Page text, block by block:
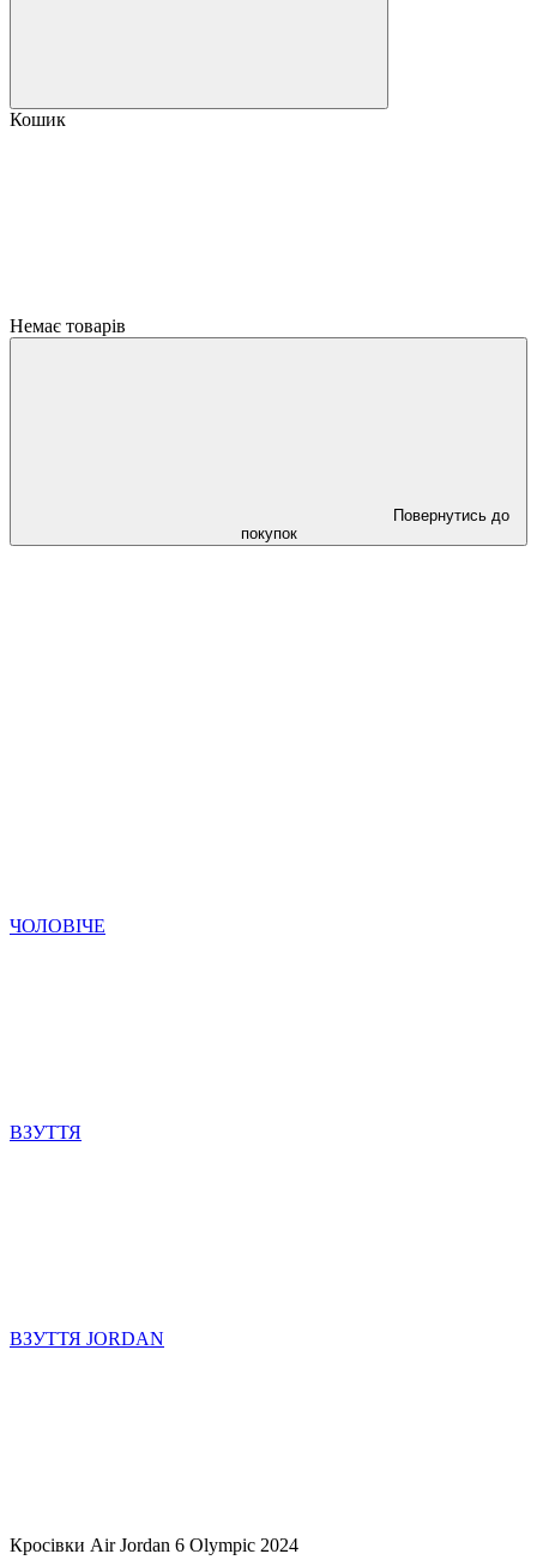
Кошик
Немає товарів
Повернутись до
покупок
ЧОЛОВІЧЕ
ВЗУТТЯ
ВЗУТТЯ JORDAN
Кросівки Air Jordan 6 Olympic 2024